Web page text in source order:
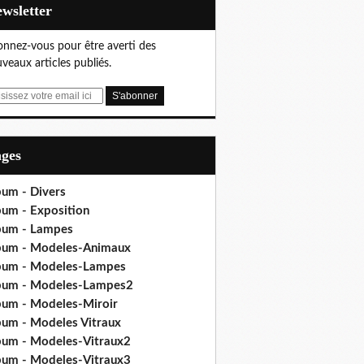
vous pour être averti des
articles publiés.
- Divers
- Exposition
- Lampes
- Modeles-Animaux
- Modeles-Lampes
- Modeles-Lampes2
- Modeles-Miroir
- Modeles Vitraux
- Modeles-Vitraux2
- Modeles-Vitraux3